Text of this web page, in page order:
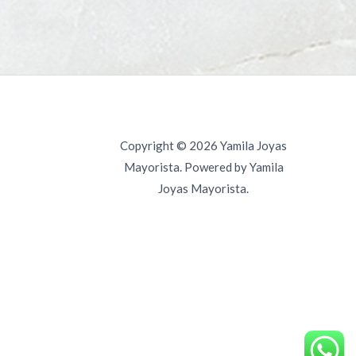
Copyright © 2026 Yamila Joyas
Mayorista. Powered by Yamila
Joyas Mayorista.